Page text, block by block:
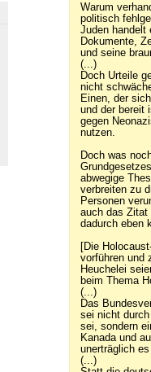
Warum
politisch
Juden handelt
Dokumente,
und seine
(...)
Doch Urteile
nicht
Einen, der
und der bereit
gegen
nutzen.
Doch was
abwegige
verbreiten zu
Personen
auch das Zitat
dadurch eben
[Die
vorführen und
Heuchelei
beim Thema
(...)
Das
sei nicht
sei, sondern
Kanada und
unerträglich
(...)